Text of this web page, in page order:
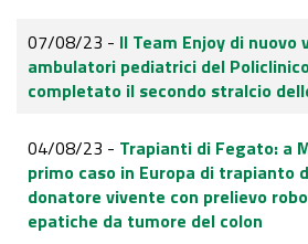
07/08/23 - Il Team Enjoy di nuovo
ambulatori pediatrici del
completato il secondo stralcio
04/08/23 - Trapianti di Fegato: a
primo caso in Europa di trapianto
donatore vivente con prelievo
epatiche da tumore del colon